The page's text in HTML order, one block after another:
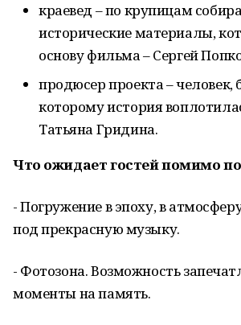
краевед – по крупицам
исторические материалы,
основу фильма – Сергей
продюсер проекта – человек,
которому история
Татьяна Гридина.
Что ожидает гостей помимо
- Погружение в эпоху, в
под прекрасную музыку.
- Фотозона. Возможность
моменты на память.